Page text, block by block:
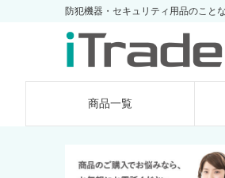
防犯機器・セキュリティ用品のこと
商品一覧